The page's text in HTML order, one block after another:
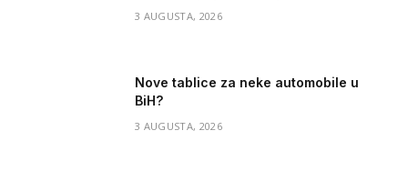
3 AUGUSTA, 2026
Nove tablice za neke automobile u
BiH?
3 AUGUSTA, 2026